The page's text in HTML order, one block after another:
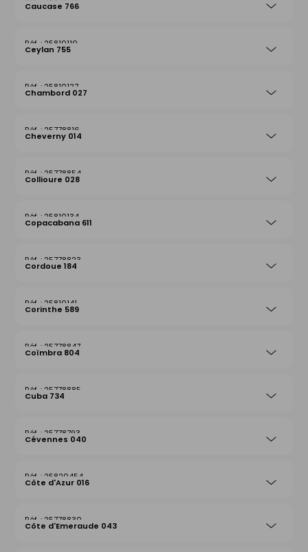
Caucase 766
25810110
Ceylan 755
25810127
Chambord 027
25778816
Cheverny 014
25778854
Collioure 028
25810134
Copacabana 611
25778823
Cordoue 184
25810141
Corinthe 589
25778847
Coïmbra 804
25778885
Cuba 734
25778793
Cévennes 040
25820454
Côte d'Azur 016
25778830
Côte d'Emeraude 043